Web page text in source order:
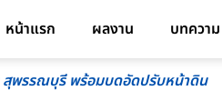
หน้าแรก ผลงาน บทความ
พรรณบุรี พร้อมบดอัดปรับหน้าดิน